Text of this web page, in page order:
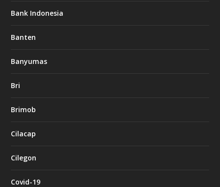
Bank Indonesia
Banten
Banyumas
Bri
Brimob
Cilacap
Cilegon
Covid-19